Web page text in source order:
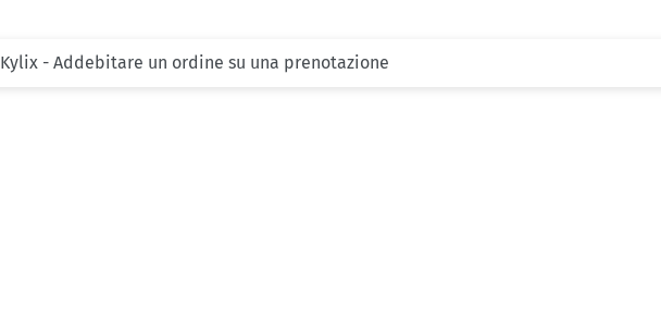
Kylix - Addebitare un ordine su una prenotazione